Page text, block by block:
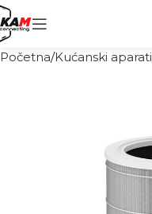
Početna Kućanski aparati